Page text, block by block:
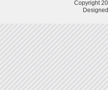
Copyright